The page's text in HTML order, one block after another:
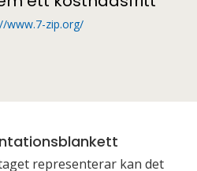
www.7-zip.org/
representerar kan det